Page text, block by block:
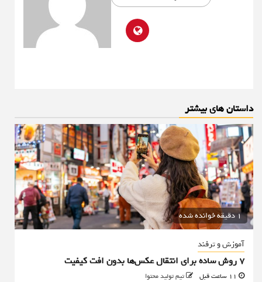
داستان های بیشتر
1 دقیقه خوانده شده
آموزش و ترفند
۷ روش ساده برای انتقال عکس‌ها بدون افت کیفیت
تیم تولید محتوا